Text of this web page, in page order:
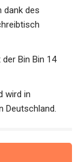
dank des
Bin Bin 14
wird in
Deutschland.